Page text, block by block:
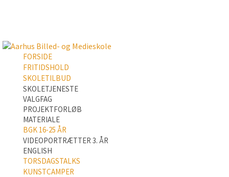
FORSIDE
FRITIDSHOLD
SKOLETILBUD
SKOLETJENESTE
VALGFAG
PROJEKTFORLØB
MATERIALE
BGK 16-25 ÅR
VIDEOPORTRÆTTER 3. ÅR
ENGLISH
TORSDAGSTALKS
KUNSTCAMPER